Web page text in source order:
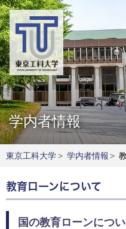
学内者情報
東京工科大学> 学内者情報 >
教育ローンについて
国の教育ローンにつ